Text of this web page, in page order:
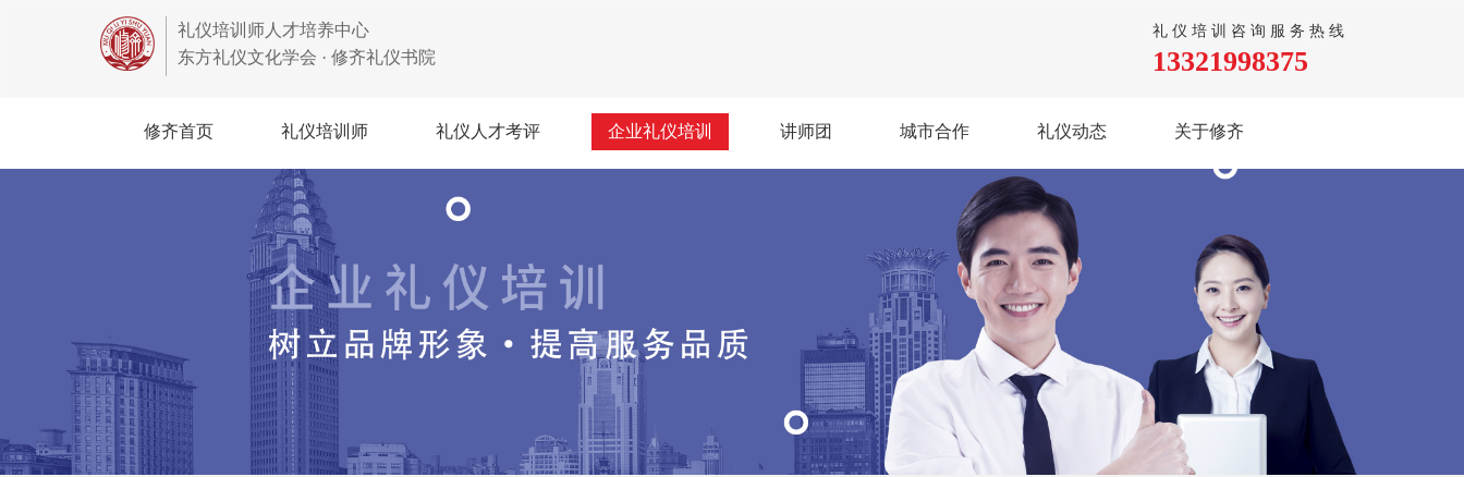
礼仪培训师人才培养中心
东方礼仪文化学会 · 修齐礼仪书院
礼仪培训咨询服务热线
13321998375
修齐首页 礼仪培训师 礼仪人才考评 企业礼仪培训 讲师团 城市合作 礼仪动态 关于修齐